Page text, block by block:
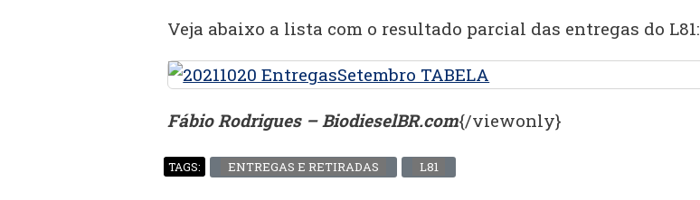
Veja abaixo a lista com o resultado parcial das entregas do L81:
Fábio Rodrigues – BiodieselBR.com{/viewonly}
TAGS: ENTREGAS E RETIRADAS L81